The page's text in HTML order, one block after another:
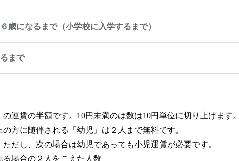
歳になるまで（小学校に入学するまで）
まで
の運賃の半額です。10円未満のは数は10円単位に切り上げます
方に随伴される「幼児」は２人まで無料です。
ただし、次の場合は幼児であっても小児運賃が必要です。
る場合の２人をこえた人数